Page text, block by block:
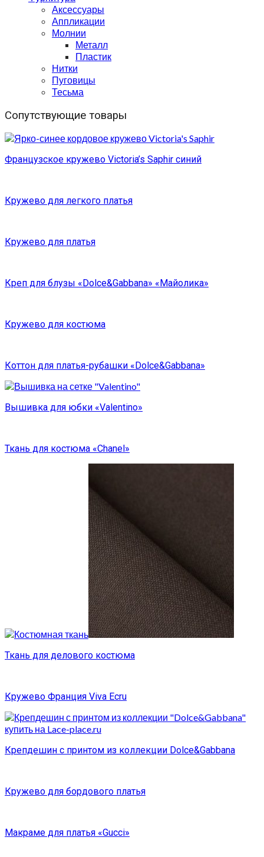
Аксессуары
Аппликации
Молнии
Металл
Пластик
Нитки
Пуговицы
Тесьма
Сопутствующие товары
Французское кружево Victoria’s Saphir синий
Кружево для легкого платья
Кружево для платья
Креп для блузы «Dolce&Gabbana» «Майолика»
Кружево для костюма
Коттон для платья-рубашки «Dolce&Gabbana»
Вышивка для юбки «Valentino»
Ткань для костюма «Chanel»
Ткань для делового костюма
Кружево Франция Viva Ecru
Крепдешин с принтом из коллекции Dolce&Gabbana
Кружево для бордового платья
Макраме для платья «Gucci»